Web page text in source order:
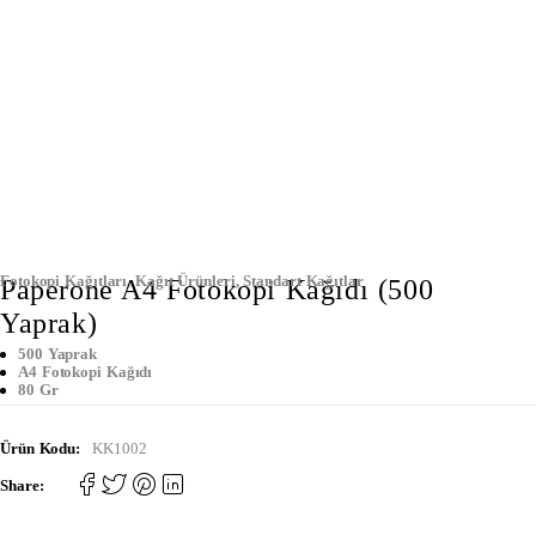
Fotokopi Kağıtları,Kağıt Ürünleri,Standart Kağıtlar
Paperone A4 Fotokopi Kağıdı (500
Yaprak)
500 Yaprak
A4 Fotokopi Kağıdı
80 Gr
Ürün Kodu: KK1002
Share: